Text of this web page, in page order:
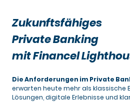
Zukunftsfähiges
Private Banking
mit Financel
Die Anforderungen im Private
erwarten heute mehr als klassische
Lösungen, digitale Erlebnisse und